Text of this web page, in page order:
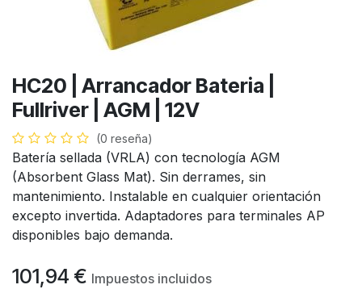
HC20 | Arrancador Bateria |
Fullriver | AGM | 12V
(0 reseña)
Batería sellada (VRLA) con tecnología AGM
(Absorbent Glass Mat). Sin derrames, sin
mantenimiento. Instalable en cualquier orientación
excepto invertida. Adaptadores para terminales AP
disponibles bajo demanda.
101,94 € Impuestos incluidos